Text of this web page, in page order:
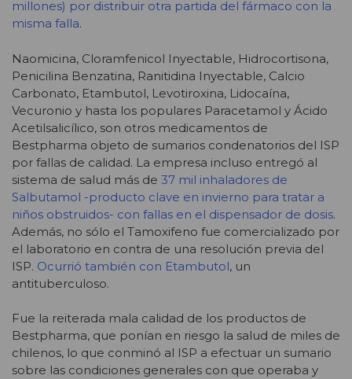
millones) por distribuir otra partida del fármaco con la
misma falla.
Naomicina, Cloramfenicol Inyectable, Hidrocortisona,
Penicilina Benzatina, Ranitidina Inyectable, Calcio
Carbonato, Etambutol, Levotiroxina, Lidocaína,
Vecuronio y hasta los populares Paracetamol y Ácido
Acetilsalicílico, son otros medicamentos de
Bestpharma objeto de sumarios condenatorios del ISP
por fallas de calidad. La empresa incluso entregó al
sistema de salud más de 37 mil inhaladores de
Salbutamol -producto clave en invierno para tratar a
niños obstruidos- con fallas en el dispensador de dosis.
Además, no sólo el Tamoxifeno fue comercializado por
el laboratorio en contra de una resolución previa del
ISP. Ocurrió también con Etambutol, un
antituberculoso.
Fue la reiterada mala calidad de los productos de
Bestpharma, que ponían en riesgo la salud de miles de
chilenos, lo que conminó al ISP a efectuar un sumario
sobre las condiciones generales con que operaba y